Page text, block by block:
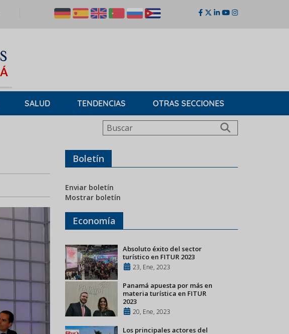
SALUD TENDENCIAS OTRAS SECCIONES
Buscar
Boletín
Enviar boletín
Mostrar boletín
Economía
Absoluto éxito del sector
turístico en FITUR 2023
23, Ene, 2023
Panamá apuesta por más en
materia turística en FITUR
2023
20, Ene, 2023
Los principales actores del